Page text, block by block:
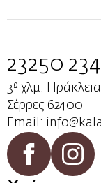
23250
3º χλμ.
Σέρρες 62400
Email: